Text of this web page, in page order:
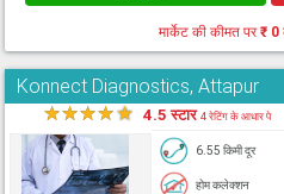
मार्केट की कीमत पर₹ 0
Konnect Diagnostics, Attapur
★★★★★ 4.5 स्टार4 रेटिंग के आधार पे
6.55 किमी दूर
होम कलेक्शन